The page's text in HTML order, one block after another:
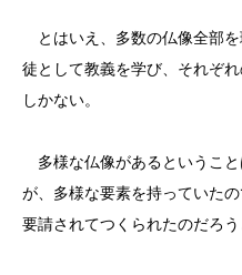
とはいえ、多数の仏像全部
徒として教義を学び、それぞ
しかない。
多様な仏像があるというこ
が、多様な要素を持っていた
要請されてつくられたのだろう